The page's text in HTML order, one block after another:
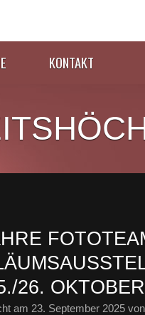
KONTAKT
26.
am 23. September 2025